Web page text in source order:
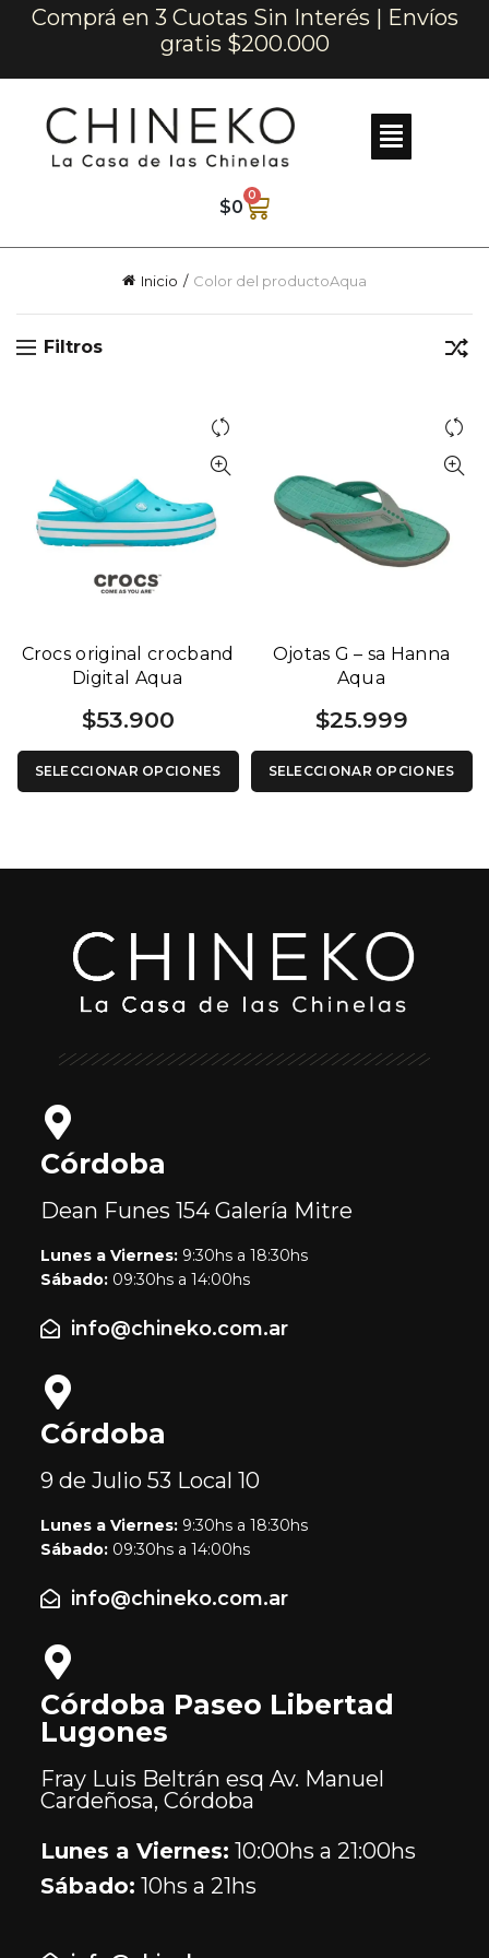
Comprá en 3 Cuotas Sin Interés | Envíos
gratis $200.000
$0
0
Inicio Color del productoAqua
Filtros
Crocs original crocband
Digital Aqua
$53.900
SELECCIONAR OPCIONES
Ojotas G – sa Hanna
Aqua
$25.999
SELECCIONAR OPCIONES
Córdoba
Dean Funes 154Galería Mitre
Lunes a Viernes: 9:30hs a 18:30hs
Sábado: 09:30hs a 14:00hs
info@chineko.com.ar
Córdoba
9 de Julio 53 Local 10
Lunes a Viernes: 9:30hs a 18:30hs
Sábado: 09:30hs a 14:00hs
info@chineko.com.ar
Córdoba Paseo Libertad
Lugones
Fray Luis Beltrán esq Av. Manuel
Cardeñosa, Córdoba
Lunes a Viernes: 10:00hs a 21:00hs
Sábado: 10hs a 21hs